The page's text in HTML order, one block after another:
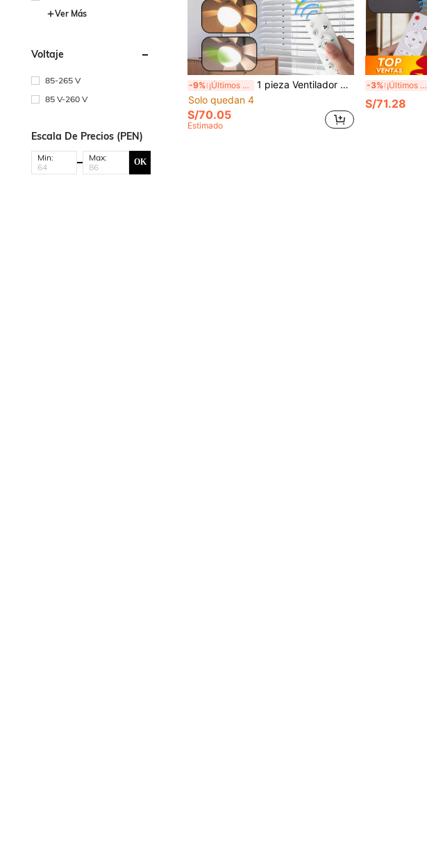
Ver Más
Voltaje
85-265 V
85 V-260 V
Escala De Precios (PEN)
Min: Max: OK
-9% ¡Últimos 3 días
1 pieza Ventilador de techo LED redondo de 16.5", con control remoto, 3 ajustes de velocidad, regulable, motor silencioso, función de temporizador, casquillo E27, no impermeable, adecuado para dormitorio, cocina, balcón, garaje - Cableado fijo, 85V-265V
Solo quedan 4
S/70.05
Estimado
-3% ¡Últimos 3 días
S/71.28